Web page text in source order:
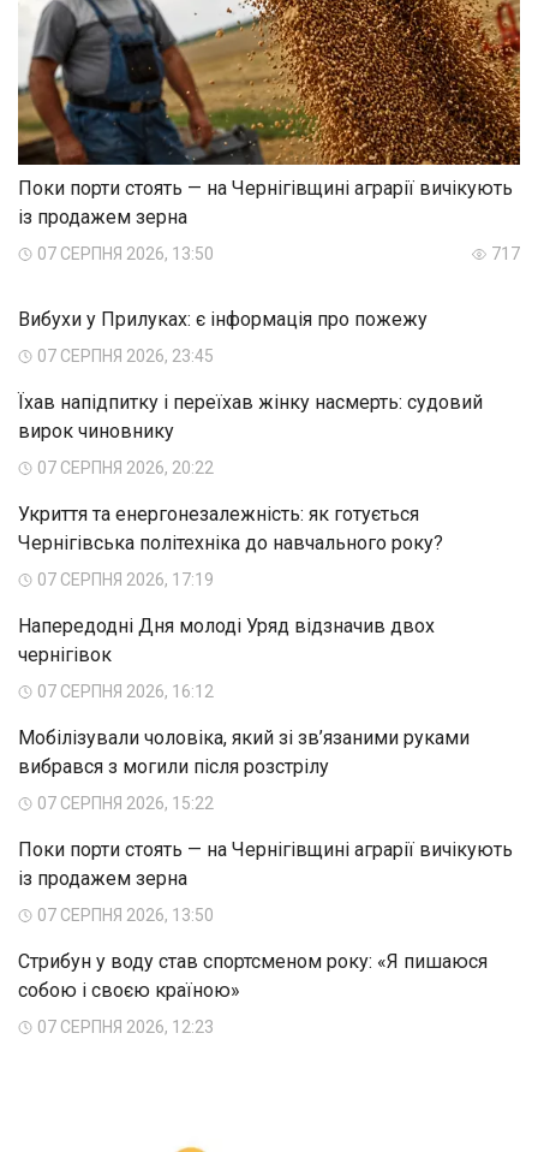
Поки порти стоять — на Чернігівщині аграрії вичікують
із продажем зерна
07 СЕРПНЯ 2026, 13:50 717
Вибухи у Прилуках: є інформація про пожежу
07 СЕРПНЯ 2026, 23:45
Їхав напідпитку і переїхав жінку насмерть: судовий
вирок чиновнику
07 СЕРПНЯ 2026, 20:22
Укриття та енергонезалежність: як готується
Чернігівська політехніка до навчального року?
07 СЕРПНЯ 2026, 17:19
Напередодні Дня молоді Уряд відзначив двох
чернігівок
07 СЕРПНЯ 2026, 16:12
Мобілізували чоловіка, який зі зв’язаними руками
вибрався з могили після розстрілу
07 СЕРПНЯ 2026, 15:22
Поки порти стоять — на Чернігівщині аграрії вичікують
із продажем зерна
07 СЕРПНЯ 2026, 13:50
Стрибун у воду став спортсменом року: «Я пишаюся
собою і своєю країною»
07 СЕРПНЯ 2026, 12:23